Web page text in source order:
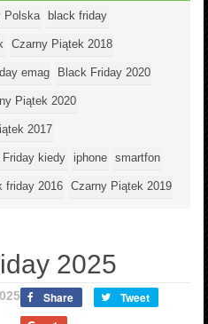
Polska black friday
Czarny Piątek 2018
emag Black Friday 2020
Piątek 2020
2017
Friday kiedy iphone smartfon
friday 2016 Czarny Piątek 2019
2025
Share
Tweet